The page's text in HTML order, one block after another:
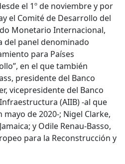
el 1º de noviembre y por
el Comité de Desarrollo del
Monetario Internacional,
panel denominado
para Países
en el que también
presidente del Banco
vicepresidente del Banco
(AIIB) -al que
de 2020-; Nigel Clarke,
y Odile Renau-Basso,
para la Reconstrucción y